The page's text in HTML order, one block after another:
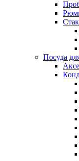
Посуда